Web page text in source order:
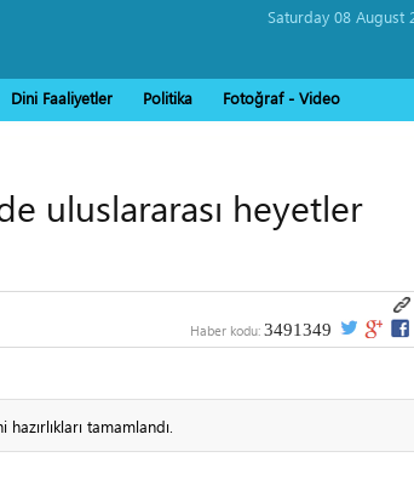
Dini Faaliyetler Politika Fotoğraf - Video
uluslararası heyetler
Haber kodu: 3491349
tamamlandı.